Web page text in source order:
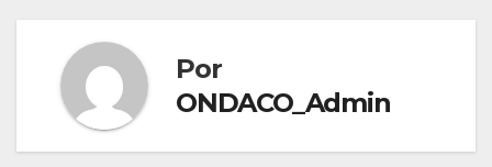
Por
ONDACO_Admin